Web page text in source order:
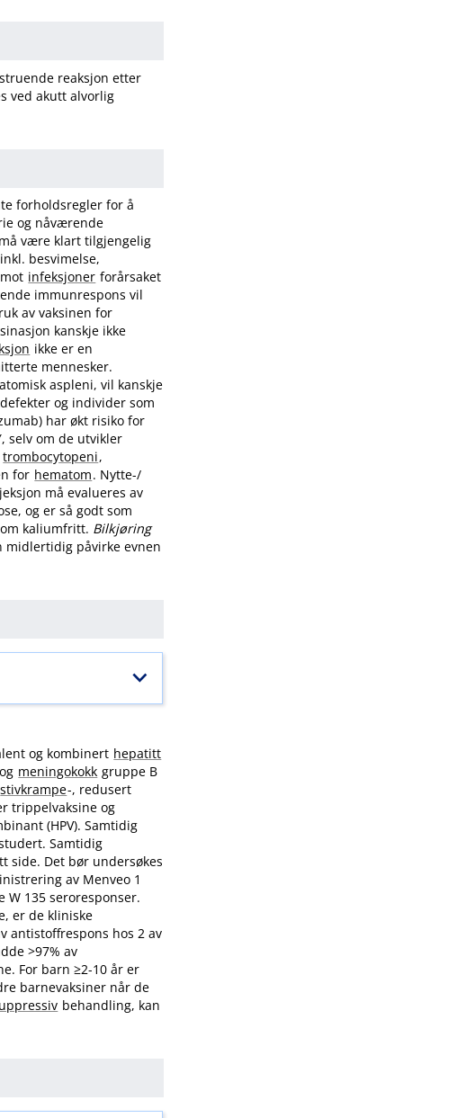
reaksjon etter
ved akutt alvorlig
forholdsregler for å
og nåværende
være klart tilgjengelig
besvimelse,
infeksjoner forårsaket
immunrespons vil
av vaksinen for
kanskje ikke
ikke er en
mennesker.
aspleni, vil kanskje
og individer som
har økt risiko for
selv om de utvikler
trombocytopeni,
for hematom. Nytte-​/​
må evalueres av
og er så godt som
kaliumfritt. Bilkjøring
påvirke evnen
og kombinert hepatitt
og meningokokk gruppe B
stivkrampe-, redusert
trippelvaksine og
(HPV). Samtidig
Samtidig
side. Det bør undersøkes
av Menveo 1
135 seroresponser.
er de kliniske
antistoffrespons hos 2 av
>97% av
For barn ≥2-10 år er
barnevaksiner når de
behandling, kan